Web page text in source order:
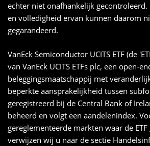
echter niet onafhankelijk
en volledigheid ervan kunnen daarom
gegarandeerd.
VanEck Semiconductor UCITS ETF (de
van VanEck UCITS ETFs plc, een open-
beleggingsmaatschappij met
beperkte aansprakelijkheid tussen
geregistreerd bij de Central Bank of
beheerd en volgt een aandelenindex.
gereglementeerde markten waar de
verwijzen wij u naar de sectie